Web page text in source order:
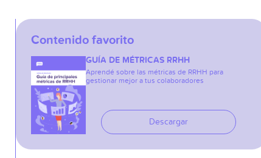
Contenido favorito
GUÍA DE MÉTRICAS RRHH
Aprendé sobre las métricas de RRHH para
gestionar mejor a tus colaboradores
Descargar